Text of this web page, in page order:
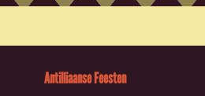
Antilliaanse Feesten